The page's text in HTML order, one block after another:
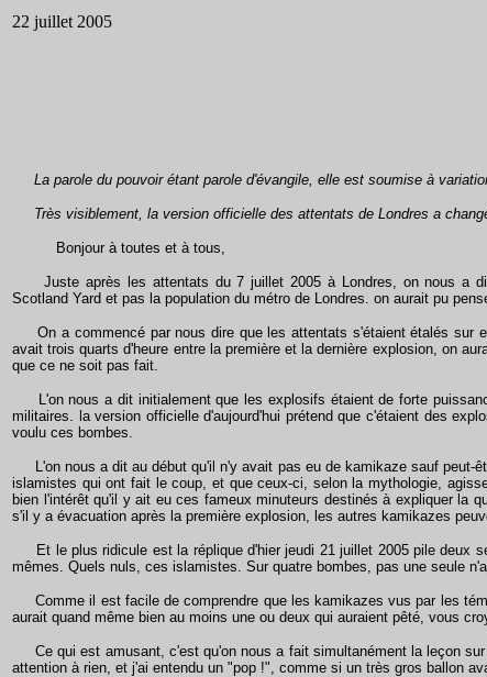
22 juillet 2005
La parole du pouvoir étant parole d'évangile, elle est soumise à
Très visiblement, la version officielle des attentats de Londres a
Bonjour à toutes et à tous,
Juste après les attentats du 7 juillet 2005 à Londres, on nous a dit
Scotland Yard et pas la population du métro de Londres. on aurait pu
On a commencé par nous dire que les attentats s'étaient étalés sur
avait trois quarts d'heure entre la première et la dernière explosion, on
que ce ne soit pas fait.
L'on nous a dit initialement que les explosifs étaient de forte
militaires. la version officielle d'aujourd'hui prétend que c'étaient des
voulu ces bombes.
L'on nous a dit au début qu'il n'y avait pas eu de kamikaze sauf peut-
islamistes qui ont fait le coup, et que ceux-ci, selon la mythologie,
bien l'intérêt qu'il y ait eu ces fameux minuteurs destinés à expliquer la
s'il y a évacuation après la première explosion, les autres kamikazes
Et le plus ridicule est la réplique d'hier jeudi 21 juillet 2005 pile deux
mêmes. Quels nuls, ces islamistes. Sur quatre bombes, pas une seule
Comme il est facile de comprendre que les kamikazes vus par les
aurait quand même bien au moins une ou deux qui auraient pêté, vous
Ce qui est amusant, c'est qu'on nous a fait simultanément la leçon
attention à rien, et j'ai entendu un "pop !", comme si un très gros ballon